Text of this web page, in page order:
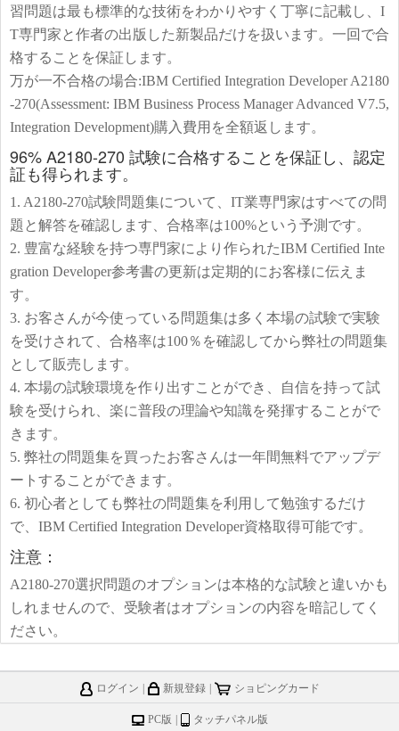
習問題は最も標準的な技術をわかりやすく丁寧に記載し、I
T専門家と作者の出版した新製品だけを扱います。一回で合
格することを保証します。
万が一不合格の場合:IBM Certified Integration Developer A2180
-270(Assessment: IBM Business Process Manager Advanced V7.5,
Integration Development)購入費用を全額返します。
96% A2180-270 試験に合格することを保証し、認定
証も得られます。
1. A2180-270試験問題集について、IT業専門家はすべての問
題と解答を確認します、合格率は100%という予測です。
2. 豊富な経験を持つ専門家により作られたIBM Certified Inte
gration Developer参考書の更新は定期的にお客様に伝えま
す。
3. お客さんが今使っている問題集は多く本場の試験で実験
を受けされて、合格率は100％を確認してから弊社の問題集
として販売します。
4. 本場の試験環境を作り出すことができ、自信を持って試
験を受けられ、楽に普段の理論や知識を発揮することがで
きます。
5. 弊社の問題集を買ったお客さんは一年間無料でアップデ
ートすることができます。
6. 初心者としても弊社の問題集を利用して勉強するだけ
で、IBM Certified Integration Developer資格取得可能です。
注意：
A2180-270選択問題のオプションは本格的な試験と違いかも
しれませんので、受験者はオプションの内容を暗記してく
ださい。
ログイン 新規登録 ショピングカード
PC版 タッチパネル版